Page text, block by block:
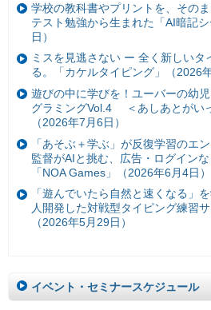
学校の教科書やプリントを、その
テスト勉強から生まれた「AI暗記
日）
ミスを見逃さない ー 全く新しい
る。「カケルタイピング」（2026
遊びの中に学びを！ユーバーの幼
グラミングVol.4 ＜あしあとがい
（2026年7月6日）
「あそぶ＋学ぶ」が反復学習のエ
監督がAIと挑む、広告・ログイン
「NOA Games」（2026年6月4日）
「遊んでいたら自然と速くなる」
人開発した対戦型タイピング練習
（2026年5月29日）
イベント・セミナースケジュール